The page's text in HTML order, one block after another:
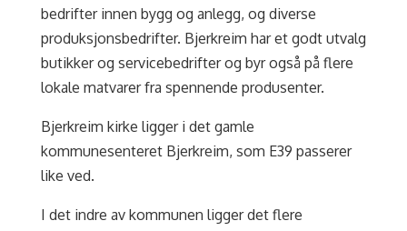
bedrifter innen bygg og anlegg, og diverse
produksjonsbedrifter. Bjerkreim har et godt utvalg
butikker og servicebedrifter og byr også på flere
lokale matvarer fra spennende produsenter.
Bjerkreim kirke ligger i det gamle
kommunesenteret Bjerkreim, som E39 passerer
like ved.
I det indre av kommunen ligger det flere